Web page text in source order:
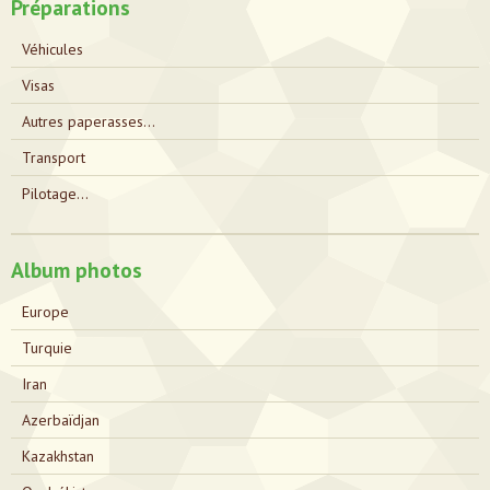
Préparations
Véhicules
Visas
Autres paperasses...
Transport
Pilotage...
Album photos
Europe
Turquie
Iran
Azerbaïdjan
Kazakhstan